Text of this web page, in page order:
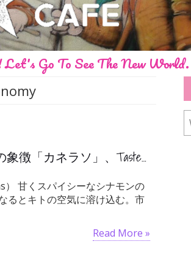
Go To See The New World.
エクアドル：冬の象徴「カネラソ」、TasteAtlas世界カクテルランキングで第10位
） 甘くスパイシーなシナモンの
るとキトの空気に溶け込む。市
Read More »